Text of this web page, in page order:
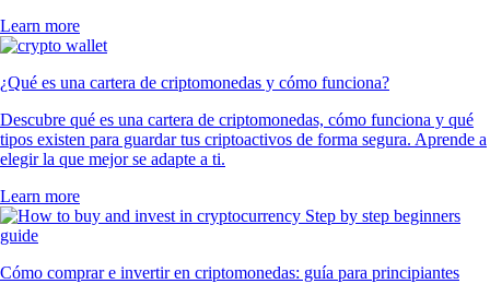
Learn more
¿Qué es una cartera de criptomonedas y cómo funciona?
Descubre qué es una cartera de criptomonedas, cómo funciona y qué
tipos existen para guardar tus criptoactivos de forma segura. Aprende a
elegir la que mejor se adapte a ti.
Learn more
Cómo comprar e invertir en criptomonedas: guía para principiantes